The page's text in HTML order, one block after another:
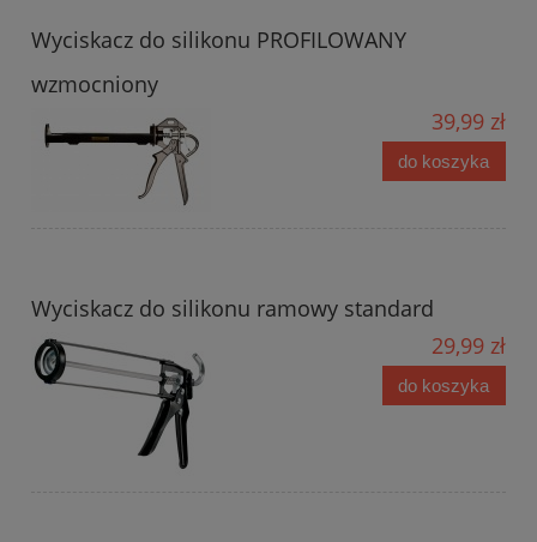
Wyciskacz do silikonu PROFILOWANY
wzmocniony
39,99 zł
do koszyka
Wyciskacz do silikonu ramowy standard
29,99 zł
do koszyka